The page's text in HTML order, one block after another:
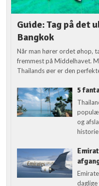
Guide: Tag på det
Bangkok
Når man hører ordet øhop,
fremmest på Middelhavet.
Thailands øer er den
5
og
daglige